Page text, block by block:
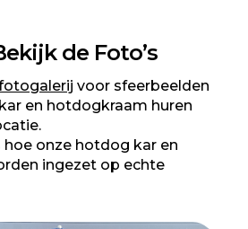
de Foto’s
voor sfeerbeelden
en hotdogkraam huren
.
hoe onze hotdog kar en
ingezet op echte